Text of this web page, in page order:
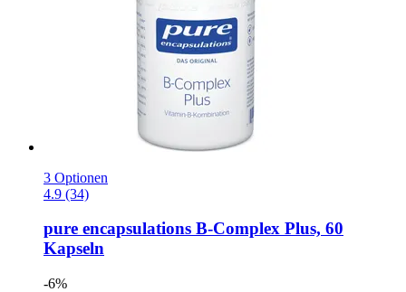
3 Optionen
4.9 (34)
pure encapsulations B-​Complex Plus, 60
Kapseln
-6%